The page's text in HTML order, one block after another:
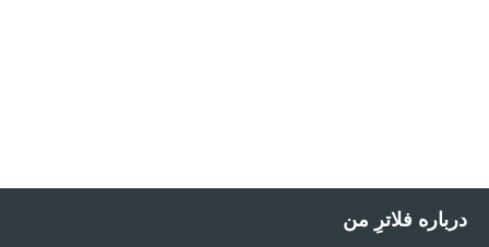
درباره فلاترِ من